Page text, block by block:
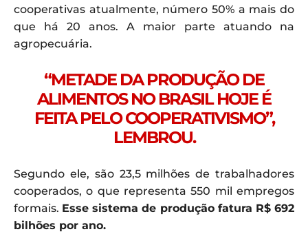
cooperativas atualmente, número 50% a mais do
que há 20 anos. A maior parte atuando na
agropecuária.
“METADE DA PRODUÇÃO DE
ALIMENTOS NO BRASIL HOJE É
FEITA PELO COOPERATIVISMO”,
LEMBROU.
Segundo ele, são 23,5 milhões de trabalhadores
cooperados, o que representa 550 mil empregos
formais. Esse sistema de produção fatura R$ 692
bilhões por ano.